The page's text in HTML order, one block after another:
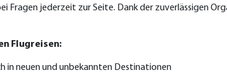
Fragen jederzeit zur Seite. Dank der zuverlässigen
Flugreisen:
in neuen und unbekannten Destinationen